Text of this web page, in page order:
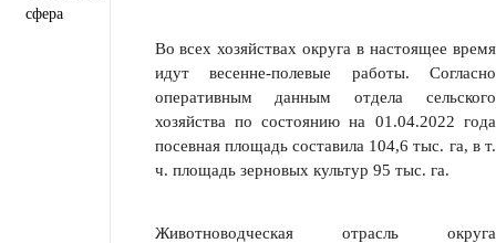
сфера
Во всех хозяйствах округа в настоящее время
идут весенне-полевые ра­боты. Согласно
оперативным данным отдела сельского
хозяйства по состоя­нию на 01.04.2022 года
посевная площадь составила 104,6 тыс. га, в т.
ч. пло­щадь зерновых культур 95 тыс. га.
Животноводческая отрасль округа